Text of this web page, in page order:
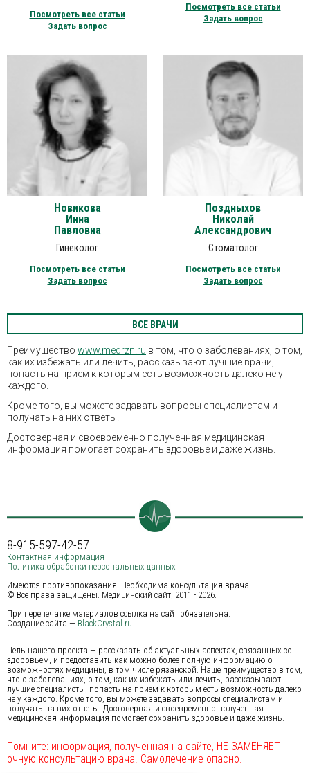
Посмотреть все статьи
Задать вопрос
Посмотреть все статьи
Задать вопрос
Новикова
Инна
Павловна
Гинеколог
Посмотреть все статьи
Задать вопрос
Поздныхов
Николай
Александрович
Стоматолог
Посмотреть все статьи
Задать вопрос
ВСЕ ВРАЧИ
Преимущество www.medrzn.ru в том, что о заболеваниях, о том,
как их избежать или лечить, рассказывают лучшие врачи,
попасть на приём к которым есть возможность далеко не у
каждого.
Кроме того, вы можете задавать вопросы специалистам и
получать на них ответы.
Достоверная и своевременно полученная медицинская
информация помогает сохранить здоровье и даже жизнь.
8-915-597-42-57
Контактная информация
Политика обработки персональных данных
Имеются противопоказания. Необходима консультация врача
© Все права защищены. Медицинский сайт, 2011 - 2026.
При перепечатке материалов ссылка на сайт обязательна.
Создание сайта — BlackCrystal.ru
Цель нашего проекта — рассказать об актуальных аспектах, связанных со
здоровьем, и предоставить как можно более полную информацию о
возможностях медицины, в том числе рязанской. Наше преимущество в том,
что о заболеваниях, о том, как их избежать или лечить, рассказывают
лучшие специалисты, попасть на приём к которым есть возможность далеко
не у каждого. Кроме того, вы можете задавать вопросы специалистам и
получать на них ответы. Достоверная и своевременно полученная
медицинская информация помогает сохранить здоровье и даже жизнь.
Помните: информация, полученная на сайте, НЕ ЗАМЕНЯЕТ
очную консультацию врача. Самолечение опасно.